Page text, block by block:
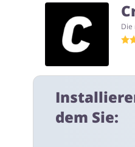
Die
dem Sie: